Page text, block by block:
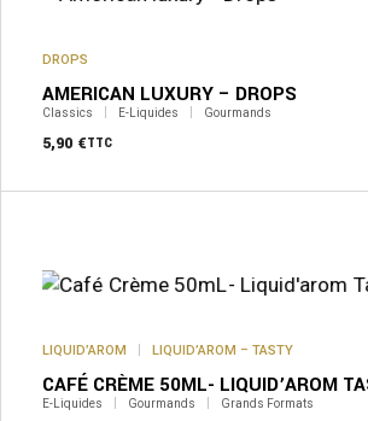
DROPS
AMERICAN LUXURY – DROPS
Classics E-Liquides Gourmands
5,90 €TTC
peuvent
choisies
page
produit
LIQUID’AROM LIQUID’AROM – TASTY
CAFÉ CRÈME 50ML- LIQUID’AROM
E-Liquides Gourmands Grands Formats